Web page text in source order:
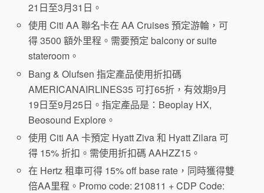
21日至3月31日。
使用 Citi AA 聯名卡在 AA Cruises 預定游輪，可
得 3500 額外里程。需要預定 balcony or suite
stateroom。
Bang & Olufsen 指定產品使用折扣碼
AMERICANAIRLINES35 可打65折，有效期9月
19日至9月25日。指定產品是：Beoplay HX,
Beosound Explore。
使用 Citi AA 卡預定 Hyatt Ziva 和 Hyatt Zilara 可
得 15% 折扣。需使用折扣碼 AAHZZ15。
在 Hertz 租車可得 15% off base rate，同時獲得雙
倍AA里程。Promo code: 210811 + CDP Code: